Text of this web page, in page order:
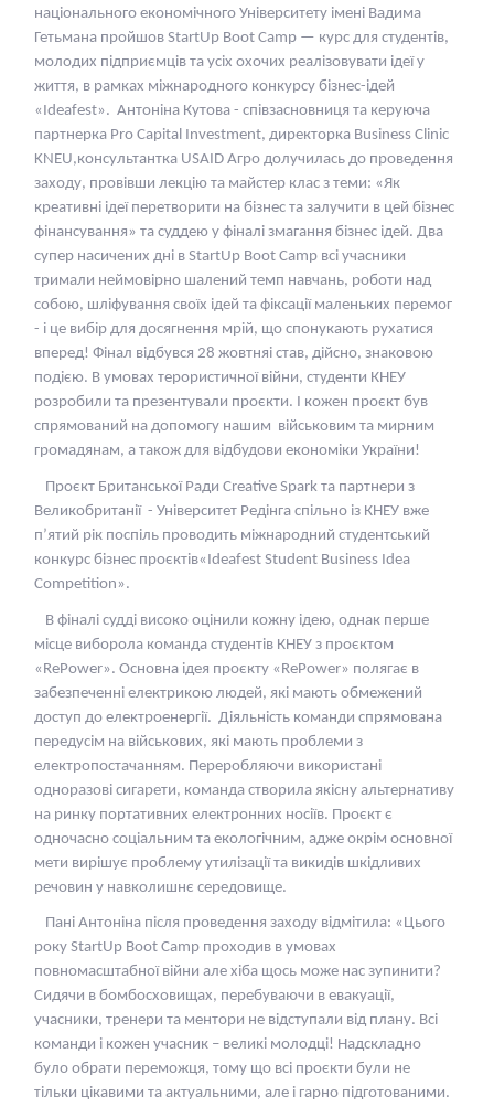
національного економічного Університету імені Вадима
Гетьмана пройшов StartUp Boot Camp — курс для студентів,
молодих підприємців та усіх охочих реалізовувати ідеї у
життя, в рамках міжнародного конкурсу бізнес-ідей
«Ideafest». Антоніна Кутова - співзасновниця та керуюча
партнерка Pro Capital Investment, директорка Business Clinic
KNEU,консультантка USAID Агро долучилась до проведення
заходу, провівши лекцію та майстер клас з теми: «Як
креативні ідеї перетворити на бізнес та залучити в цей бізнес
фінансування» та суддею у фіналі змагання бізнес ідей. Два
супер насичених дні в StartUp Boot Camp всі учасники
тримали неймовірно шалений темп навчань, роботи над
собою, шліфування своїх ідей та фіксації маленьких перемог
- і це вибір для досягнення мрій, що спонукають рухатися
вперед! Фінал відбувся 28 жовтняі став, дійсно, знаковою
подією. В умовах терористичної війни, студенти КНЕУ
розробили та презентували проєкти. І кожен проєкт був
спрямований на допомогу нашим військовим та мирним
громадянам, а також для відбудови економіки України!
Проєкт Британської Ради Creative Spark та партнери з
Великобританії - Університет Редінга спільно із КНЕУ вже
п’ятий рік поспіль проводить міжнародний студентський
конкурс бізнес проєктів«Ideafest Student Business Idea
Competition».
В фіналі судді високо оцінили кожну ідею, однак перше
місце виборола команда студентів КНЕУ з проєктом
«RePower». Основна ідея проєкту «RePower» полягає в
забезпеченні електрикою людей, які мають обмежений
доступ до електроенергії. Діяльність команди спрямована
передусім на військових, які мають проблеми з
електропостачанням. Переробляючи використані
одноразові сигарети, команда створила якісну альтернативу
на ринку портативних електронних носіїв. Проєкт є
одночасно соціальним та екологічним, адже окрім основної
мети вирішує проблему утилізації та викидів шкідливих
речовин у навколишнє середовище.
Пані Антоніна після проведення заходу відмітила: «Цього
року StartUp Boot Camp проходив в умовах
повномасштабної війни але хіба щось може нас зупинити?
Сидячи в бомбосховищах, перебуваючи в евакуації,
учасники, тренери та ментори не відступали від плану. Всі
команди і кожен учасник – великі молодці! Надскладно
було обрати переможця, тому що всі проєкти були не
тільки цікавими та актуальними, але і гарно підготованими.